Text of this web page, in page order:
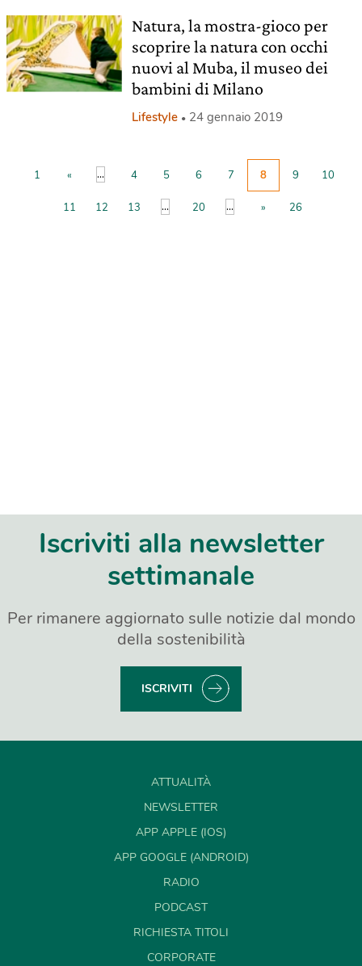
Natura, la mostra-gioco per
scoprire la natura con occhi
nuovi al Muba, il museo dei
bambini di Milano
Lifestyle 24 gennaio 2019
1 « ... 4 5 6 7 8 9 10
11 12 13 ... 20 ... » 26
Iscriviti alla newsletter
settimanale
Per rimanere aggiornato sulle notizie dal mondo
della sostenibilità
ISCRIVITI
ATTUALITÀ
NEWSLETTER
APP APPLE (IOS)
APP GOOGLE (ANDROID)
RADIO
PODCAST
RICHIESTA TITOLI
CORPORATE